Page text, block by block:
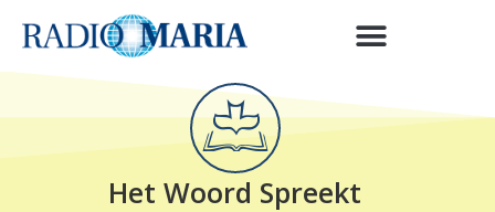
Het Woord Spreekt